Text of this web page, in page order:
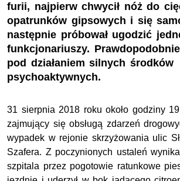
furii, najpierw chwycił nóż do
opatrunków gipsowych i się
następnie próbował ugodzić
funkcjonariuszy.
pod działaniem silnych środków
psychoaktywnych.
31 sierpnia 2018 roku około godziny
zajmujący się obsługą zdarzeń
wypadek w rejonie skrzyżowania ulic
Szafera. Z poczynionych ustaleń
szpitala przez pogotowie ratunkowe